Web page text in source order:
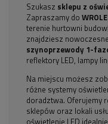
Szukasz sklepu z
Zapraszamy do
terenie hurtowni
znajdziesz nowoczesne
szynoprzewody 1-
reflektory LED, lampy
Na miejscu możesz
różne systemy
doradztwa. Oferujemy
sklepów oraz lokali